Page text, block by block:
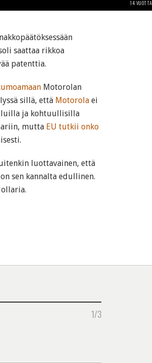
14
saattaa rikkoa
patenttia.
Motorolan
sillä, että Motorola ei
ja kohtuullisilla
mutta EU tutkii onko
luottavainen, että
sen kannalta edullinen.
1/3